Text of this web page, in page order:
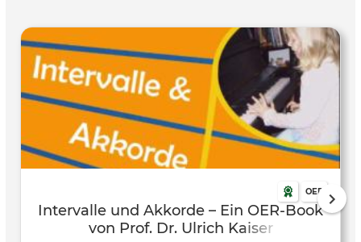
OER
Intervalle und Akkorde – Ein OER-Book
von Prof. Dr. Ulrich Kaiser